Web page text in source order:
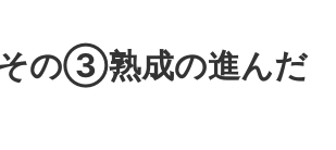
その③熟成の進んだ